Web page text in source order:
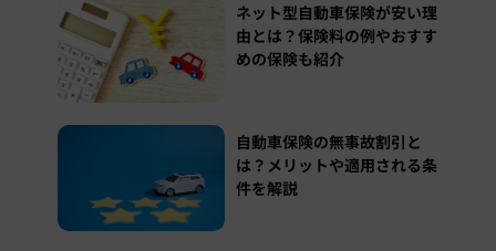
ネット型自動車保険が安い理
由とは？保険料の例やおすす
めの保険も紹介
自動車保険の無事故割引と
は？メリットや適用される条
件を解説